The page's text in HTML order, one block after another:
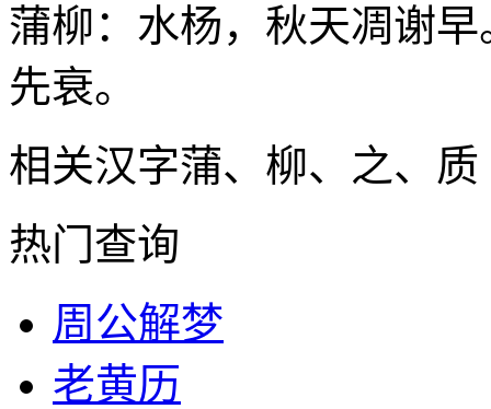
蒲柳：水杨，秋天凋谢
先衰。
相关汉字蒲、柳、之、质
热门查询
周公解梦
老黄历